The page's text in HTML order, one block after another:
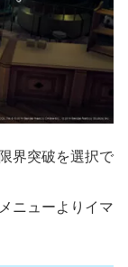
界突破を選択で
ニューよりイマ